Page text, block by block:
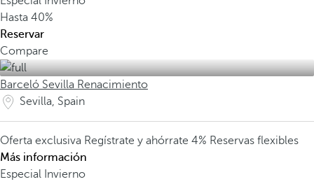
Hasta 40%
Reservar
Compare
Barceló Sevilla Renacimiento
Sevilla, Spain
Oferta exclusiva Regístrate y ahórrate 4% Reservas flexibles
Más información
Especial Invierno